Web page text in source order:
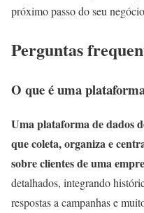
próximo passo do seu
Perguntas
O que é uma
Uma plataforma de dados
que coleta, organiza e
sobre clientes de uma
detalhados, integrando
respostas a campanhas e